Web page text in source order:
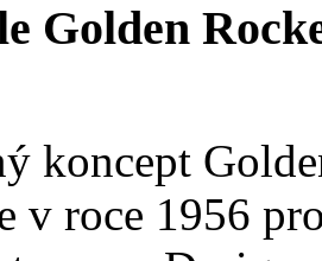
Golden
koncept
v roce 1956